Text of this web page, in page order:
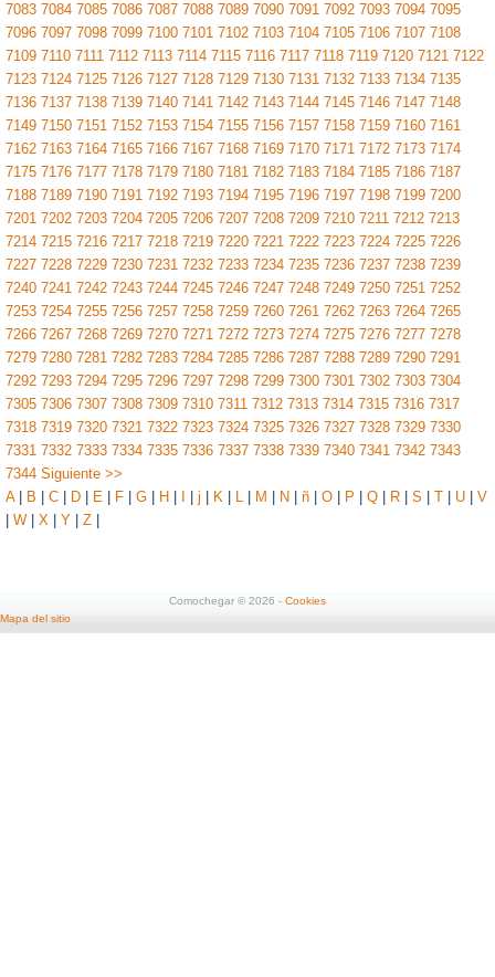
7083 7084 7085 7086 7087 7088 7089 7090 7091 7092 7093 7094 7095
7096 7097 7098 7099 7100 7101 7102 7103 7104 7105 7106 7107 7108
7109 7110 7111 7112 7113 7114 7115 7116 7117 7118 7119 7120 7121 7122
7123 7124 7125 7126 7127 7128 7129 7130 7131 7132 7133 7134 7135
7136 7137 7138 7139 7140 7141 7142 7143 7144 7145 7146 7147 7148
7149 7150 7151 7152 7153 7154 7155 7156 7157 7158 7159 7160 7161
7162 7163 7164 7165 7166 7167 7168 7169 7170 7171 7172 7173 7174
7175 7176 7177 7178 7179 7180 7181 7182 7183 7184 7185 7186 7187
7188 7189 7190 7191 7192 7193 7194 7195 7196 7197 7198 7199 7200
7201 7202 7203 7204 7205 7206 7207 7208 7209 7210 7211 7212 7213
7214 7215 7216 7217 7218 7219 7220 7221 7222 7223 7224 7225 7226
7227 7228 7229 7230 7231 7232 7233 7234 7235 7236 7237 7238 7239
7240 7241 7242 7243 7244 7245 7246 7247 7248 7249 7250 7251 7252
7253 7254 7255 7256 7257 7258 7259 7260 7261 7262 7263 7264 7265
7266 7267 7268 7269 7270 7271 7272 7273 7274 7275 7276 7277 7278
7279 7280 7281 7282 7283 7284 7285 7286 7287 7288 7289 7290 7291
7292 7293 7294 7295 7296 7297 7298 7299 7300 7301 7302 7303 7304
7305 7306 7307 7308 7309 7310 7311 7312 7313 7314 7315 7316 7317
7318 7319 7320 7321 7322 7323 7324 7325 7326 7327 7328 7329 7330
7331 7332 7333 7334 7335 7336 7337 7338 7339 7340 7341 7342 7343
7344 Siguiente >>
A| B C D E F G H j K L M N ñ O P Q R S T U
V
W X Y Z
Comochegar © 2026 - Cookies
Mapa del sitio